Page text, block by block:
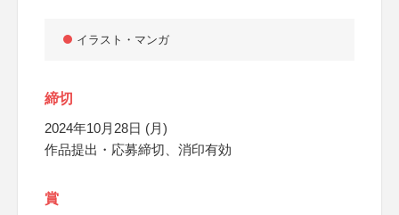
イラスト・マンガ
締切
2024年10月28日 (月)
作品提出・応募締切、消印有効
賞